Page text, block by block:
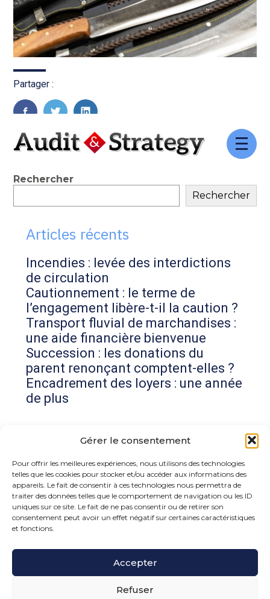
Gérer le consentement
Pour offrir les meilleures expériences, nous utilisons des technologies
telles que les cookies pour stocker et/ou accéder aux informations des
appareils. Le fait de consentir à ces technologies nous permettra de
traiter des données telles que le comportement de navigation ou les ID
uniques sur ce site. Le fait de ne pas consentir ou de retirer son
consentement peut avoir un effet négatif sur certaines caractéristiques
et fonctions.
Accepter
Refuser
Aller
Partager :
Blog
sidebar
Rechercher
Rechercher
Articles récents
Incendies : levée des interdictions
de circulation
Cautionnement : le terme de
l’engagement libère-t-il la caution ?
Transport fluvial de marchandises :
une aide financière bienvenue
Succession : les donations du
parent renonçant comptent-elles ?
Encadrement des loyers : une année
de plus
Commentaires récents
Aucun commentaire à afficher.
15 rue de la Bonne Rencontre – 77860 Quincy
Voisins